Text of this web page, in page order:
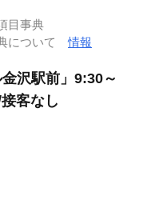
目事典
典について情報
沢駅前」9:30～
客なし